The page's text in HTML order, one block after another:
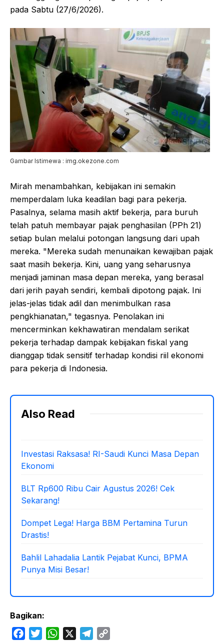
pada Sabtu (27/6/2026).
Gambar Istimewa : img.okezone.com
Mirah menambahkan, kebijakan ini semakin
memperdalam luka keadilan bagi para pekerja.
Pasalnya, selama masih aktif bekerja, para buruh
telah patuh membayar pajak penghasilan (PPh 21)
setiap bulan melalui potongan langsung dari upah
mereka. "Mereka sudah menunaikan kewajiban pajak
saat masih bekerja. Kini, uang yang seharusnya
menjadi jaminan masa depan mereka, yang berasal
dari jerih payah sendiri, kembali dipotong pajak. Ini
jelas-jelas tidak adil dan menimbulkan rasa
pengkhianatan," tegasnya. Penolakan ini
mencerminkan kekhawatiran mendalam serikat
pekerja terhadap dampak kebijakan fiskal yang
dianggap tidak sensitif terhadap kondisi riil ekonomi
para pekerja di Indonesia.
Also Read
Investasi Raksasa! RI-Saudi Kunci Masa Depan
Ekonomi
BLT Rp600 Ribu Cair Agustus 2026! Cek
Sekarang!
Dompet Lega! Harga BBM Pertamina Turun
Drastis!
Bahlil Lahadalia Lantik Pejabat Kunci, BPMA
Punya Misi Besar!
Bagikan:
W